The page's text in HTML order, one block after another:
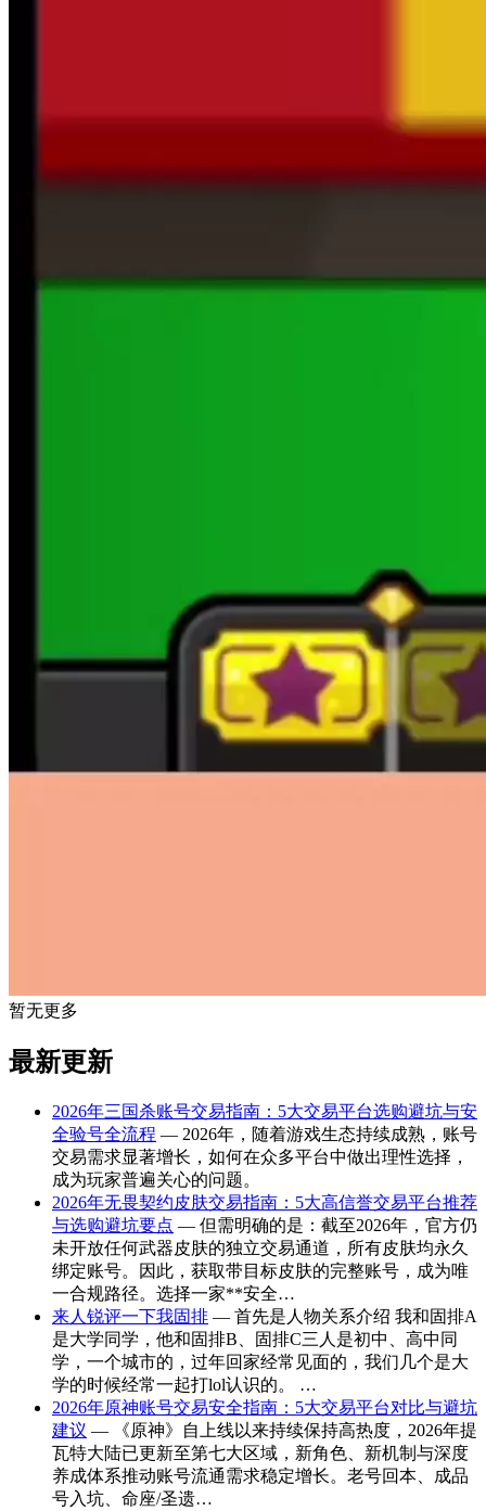
暂无更多
最新更新
2026年三国杀账号交易指南：5大交易平台选购避坑与安
全验号全流程 — 2026年，随着游戏生态持续成熟，账号
交易需求显著增长，如何在众多平台中做出理性选择，
成为玩家普遍关心的问题。
2026年无畏契约皮肤交易指南：5大高信誉交易平台推荐
与选购避坑要点 — 但需明确的是：截至2026年，官方仍
未开放任何武器皮肤的独立交易通道，所有皮肤均永久
绑定账号。因此，获取带目标皮肤的完整账号，成为唯
一合规路径。选择一家**安全…
来人锐评一下我固排 — 首先是人物关系介绍 我和固排A
是大学同学，他和固排B、固排C三人是初中、高中同
学，一个城市的，过年回家经常见面的，我们几个是大
学的时候经常一起打lol认识的。 …
2026年原神账号交易安全指南：5大交易平台对比与避坑
建议 — 《原神》自上线以来持续保持高热度，2026年提
瓦特大陆已更新至第七大区域，新角色、新机制与深度
养成体系推动账号流通需求稳定增长。老号回本、成品
号入坑、命座/圣遗…